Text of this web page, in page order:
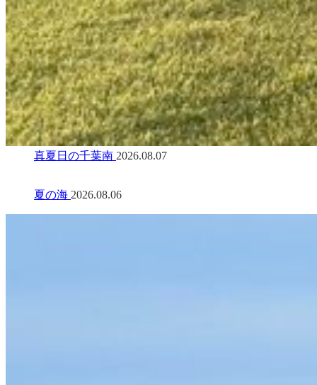
真夏日の千葉南 2026.08.07
夏の海 2026.08.06